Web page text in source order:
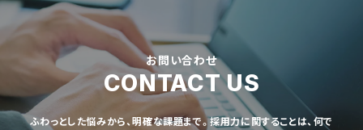
お問い合わせ
CONTACT US
ふわっとした悩みから、明確な課題まで。採用力に関することは、何で